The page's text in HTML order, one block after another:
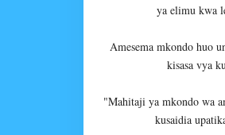
ya elimu kwa
Amesema mkondo huo
kisasa vya
"Mahitaji ya mkondo wa
kusaidia